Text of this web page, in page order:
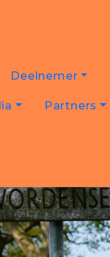
Deelnemer
Partners